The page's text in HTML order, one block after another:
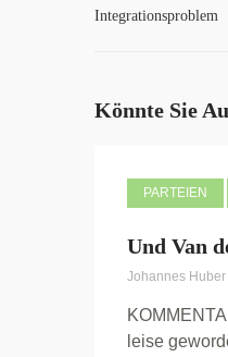
Integrationsproblem
Könnte Sie
PARTEIEN
Und Van
Johannes Huber
leise